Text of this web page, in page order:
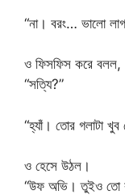
“না। বরং… ভালো
ও ফিসফিস করে বলল,
“সত্যি?”
“হ্যাঁ। তোর গলাটা খুব
ও হেসে উঠল।
“উফ অভি। তুইও তো